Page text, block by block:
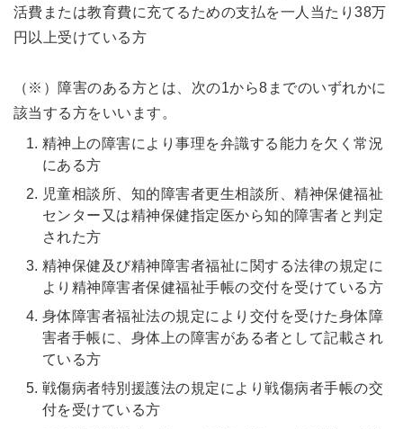
活費または教育費に充てるための支払を一人当たり38万
円以上受けている方
（※）障害のある方とは、次の1から8までのいずれかに
該当する方をいいます。
精神上の障害により事理を弁識する能力を欠く常況
にある方
児童相談所、知的障害者更生相談所、精神保健福祉
センター又は精神保健指定医から知的障害者と判定
された方
精神保健及び精神障害者福祉に関する法律の規定に
より精神障害者保健福祉手帳の交付を受けている方
身体障害者福祉法の規定により交付を受けた身体障
害者手帳に、身体上の障害がある者として記載され
ている方
戦傷病者特別援護法の規定により戦傷病者手帳の交
付を受けている方